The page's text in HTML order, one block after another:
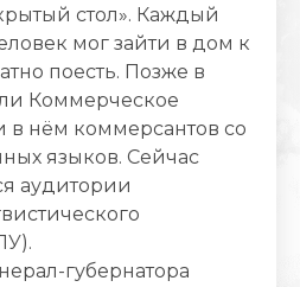
стол». Каждый
мог зайти в дом к
поесть. Позже в
Коммерческое
в нём коммерсантов со
языков. Сейчас
аудитории
губернатора